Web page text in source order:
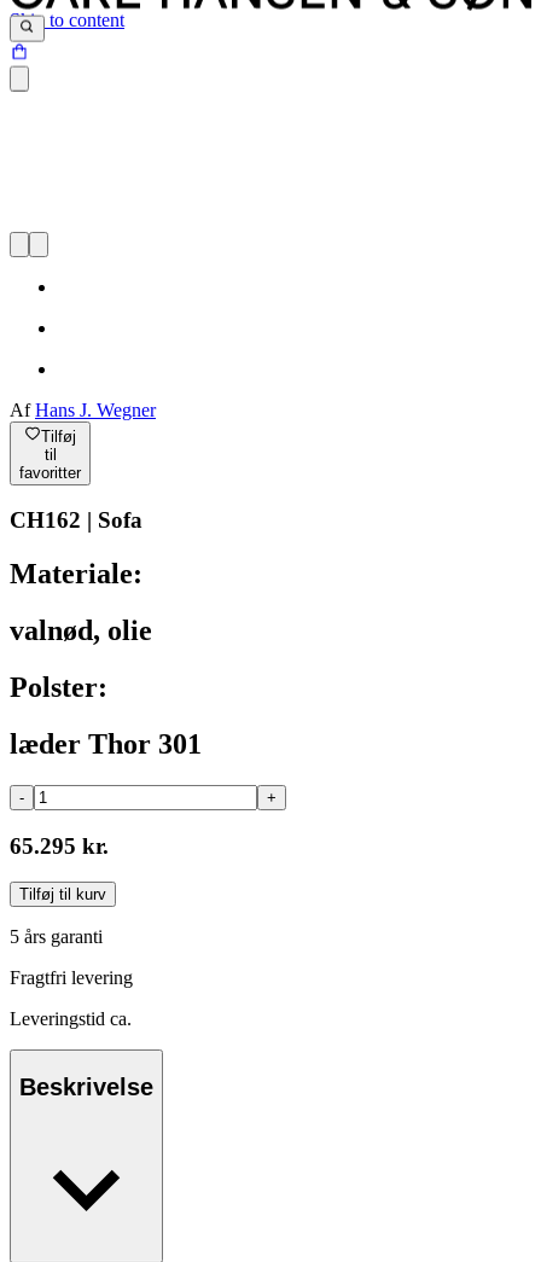
Skip to content
AfHans J. Wegner
Tilføj
til
favoritter
CH162 | Sofa
Materiale:
valnød, olie
Polster:
læder Thor 301
- +
65.295 kr.
Tilføj til kurv
5 års garanti
Fragtfri levering
Leveringstid ca.
Beskrivelse